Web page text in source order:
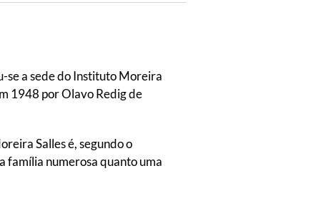
se a sede do Instituto Moreira
1948 por Olavo Redig de
Salles é, segundo o
família numerosa quanto uma